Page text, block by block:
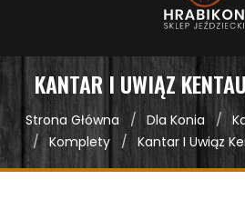
KANTAR I UWIĄZ
Strona Główna Dla Konia
Komplety
Kantar I Uwiąz